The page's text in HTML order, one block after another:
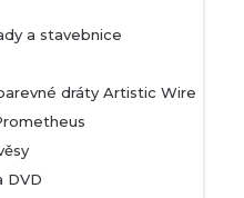
a stavebnice
dráty Artistic Wire
DVD